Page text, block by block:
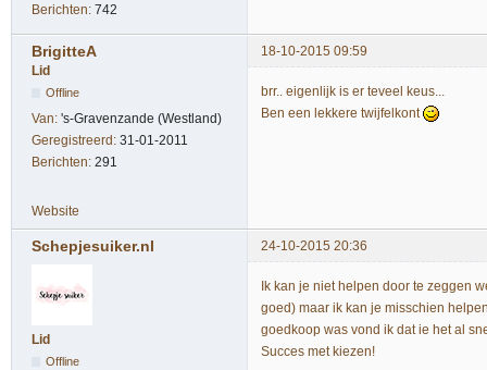
Berichten: 742
BrigitteA
18-10-2015 09:59
Lid
Offline
Van: 's-Gravenzande (Westland)
Geregistreerd: 31-01-2011
Berichten: 291
brr.. eigenlijk is er teveel keus...
Ben een lekkere twijfelkont
Website
Schepjesuiker.nl 24-10-2015 20:36
Lid
Offline
Ik kan je niet helpen door te zeggen
goed) maar ik kan je misschien
goedkoop was vond ik dat ie het al
Succes met kiezen!